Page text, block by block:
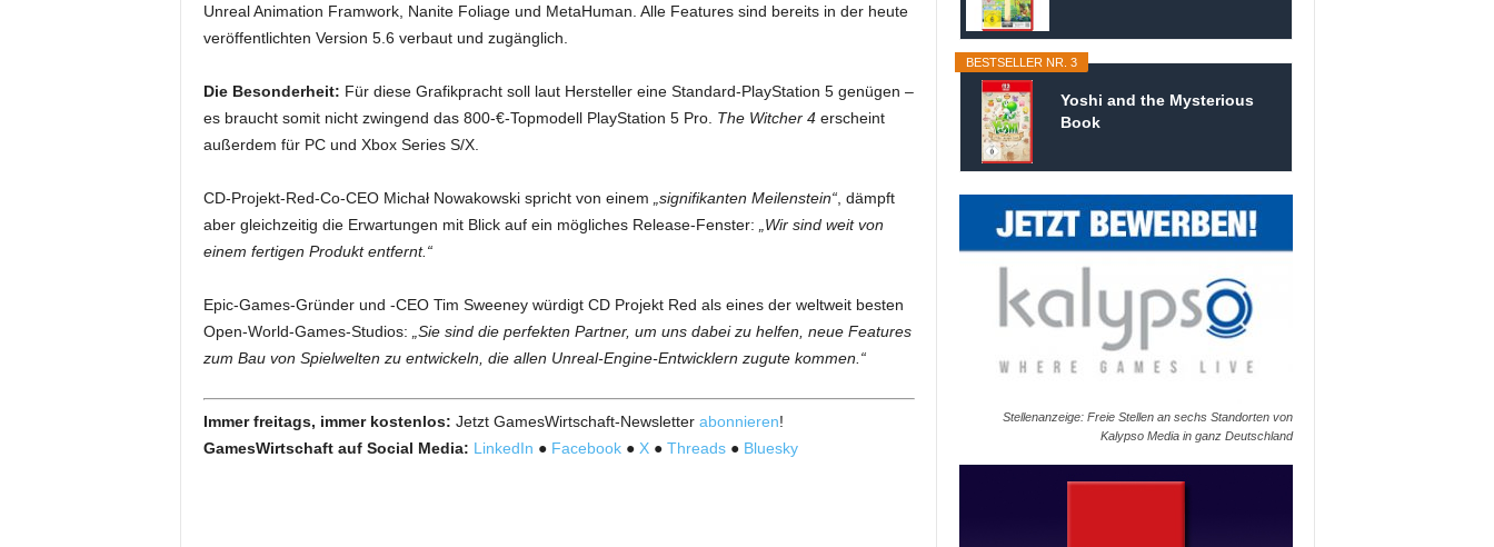
Unreal Animation Framwork, Nanite Foliage und MetaHuman. Alle Features sind bereits in der heute
veröffentlichten Version 5.6 verbaut und zugänglich.
Die Besonderheit: Für diese Grafikpracht soll laut Hersteller eine Standard-PlayStation 5 genügen –
es braucht somit nicht zwingend das 800-€-Topmodell PlayStation 5 Pro. The Witcher 4erscheint
außerdem für PC und Xbox Series S/X.
CD-Projekt-Red-Co-CEO Michał Nowakowski spricht von einem „signifikanten Meilenstein“, dämpft
aber gleichzeitig die Erwartungen mit Blick auf ein mögliches Release-Fenster:
„Wir sind weit von
einem fertigen Produkt entfernt.“
Epic-Games-Gründer und -CEO Tim Sweeney würdigt CD Projekt Red als eines der weltweit besten
Open-World-Games-Studios:
„Sie sind die perfekten Partner, um uns dabei zu helfen, neue Features
zum Bau von Spielwelten zu entwickeln, die allen Unreal-Engine-Entwicklern zugute kommen.“
Immer freitags, immer kostenlos: Jetzt GamesWirtschaft-Newsletter abonnieren!
GamesWirtschaft auf Social Media: LinkedIn ● Facebook● X● Threads● Bluesky
BESTSELLER NR. 3
Yoshi and the Mysterious
Book
Stellenanzeige: Freie Stellen an sechs Standorten von
Kalypso Media in ganz Deutschland